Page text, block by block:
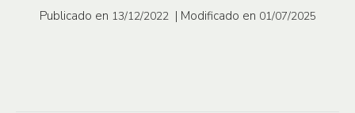
Publicado en 13/12/2022 | Modificado en 01/07/2025